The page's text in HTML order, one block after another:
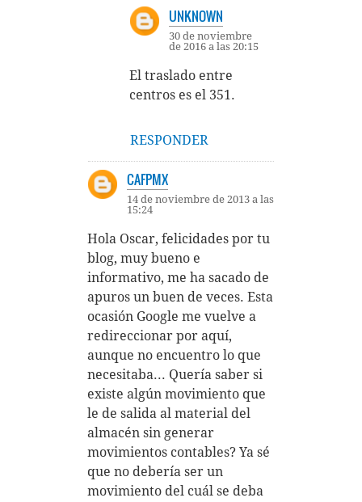
UNKNOWN
30 de noviembre
de 2016 a las 20:15
El traslado entre
centros es el 351.
RESPONDER
CAFPMX
14 de noviembre de 2013 a las
15:24
Hola Oscar, felicidades por tu
blog, muy bueno e
informativo, me ha sacado de
apuros un buen de veces. Esta
ocasión Google me vuelve a
redireccionar por aquí,
aunque no encuentro lo que
necesitaba... Quería saber si
existe algún movimiento que
le de salida al material del
almacén sin generar
movimientos contables? Ya sé
que no debería ser un
movimiento del cuál se deba